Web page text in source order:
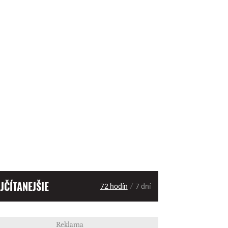
72 hodín / 7 dní
Reklama